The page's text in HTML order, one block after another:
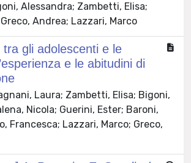
Alessandra; Zambetti, Elisa;
Andrea; Lazzari, Marco
tra gli adolescenti e le
e le abitudini di
Laura; Zambetti, Elisa; Bigoni,
Nicola; Guerini, Ester; Baroni,
Francesca; Lazzari, Marco; Greco,